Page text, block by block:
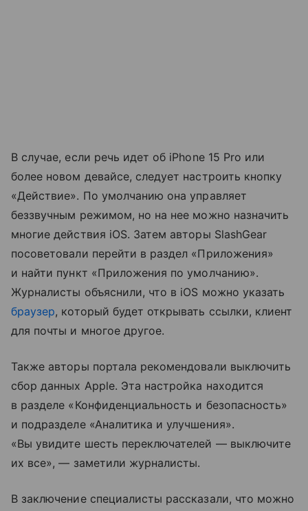
В случае, если речь идет об iPhone 15 Pro или
более новом девайсе, следует настроить кнопку
«Действие». По умолчанию она управляет
беззвучным режимом, но на нее можно назначить
многие действия iOS. Затем авторы SlashGear
посоветовали перейти в раздел «Приложения»
и найти пункт «Приложения по умолчанию».
Журналисты объяснили, что в iOS можно указать
браузер, который будет открывать ссылки, клиент
для почты и многое другое.
Также авторы портала рекомендовали выключить
сбор данных Apple. Эта настройка находится
в разделе «Конфиденциальность и безопасность»
и подразделе «Аналитика и улучшения».
«Вы увидите шесть переключателей — выключите
их все», — заметили журналисты.
В заключение специалисты рассказали, что можно